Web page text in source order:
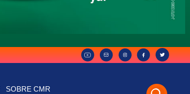
SOBRE CMR